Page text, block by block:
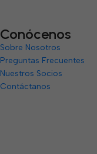
Conócenos
Sobre Nosotros
Preguntas Frecuentes
Nuestros Socios
Contáctanos